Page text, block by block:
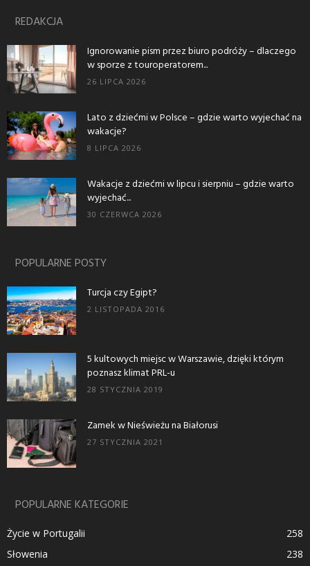
REDAKCJA
Ignorowanie pism przez biuro podróży – dlaczego
w sporze z touroperatorem...
26 LIPCA 2026
Lato z dziećmi w Polsce – gdzie warto wyjechać na
wakacje?
8 LIPCA 2026
Wakacje z dziećmi w lipcu i sierpniu – gdzie warto
wyjechać...
30 CZERWCA 2026
POPULARNE POSTY
Turcja czy Egipt?
2 LISTOPADA 2016
5 kultowych miejsc w Warszawie, dzięki którym
poznasz klimat PRL-u
28 STYCZNIA 2019
Zamek w Nieświeżu na Białorusi
27 STYCZNIA 2021
POPULARNE KATEGORIE
Życie w Portugalii
258
Słowenia
238